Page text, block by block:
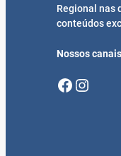
Regional nas
conteúdos
Nossos
Facebook Instagram